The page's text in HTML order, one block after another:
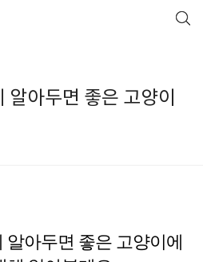
아두면 좋은 고양이
알아두면 좋은 고양이에